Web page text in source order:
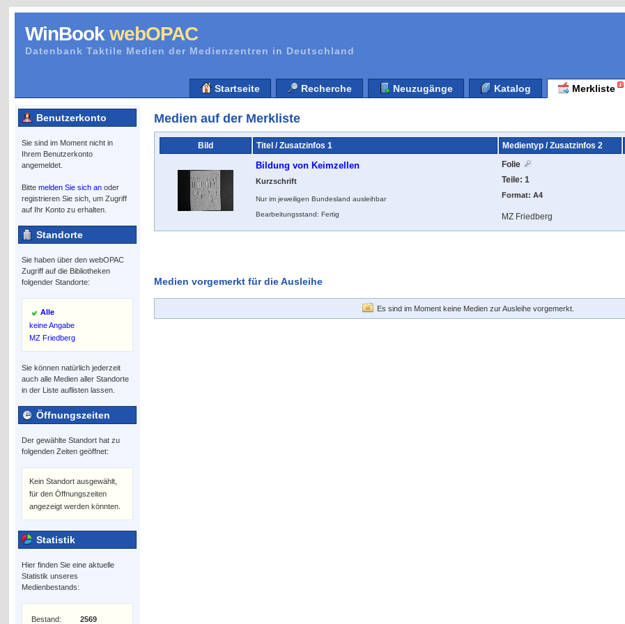
WinBook webOPAC
Datenbank Taktile Medien der Medienzentren in Deutschland
Startseite Recherche Neuzugänge Katalog Merkliste
Benutzerkonto
Sie sind im Moment nicht in
Ihrem Benutzerkonto
angemeldet.
Bittemelden Sie sich an oder
registrieren Sie sich, um Zugriff
auf Ihr Konto zu erhalten.
Standorte
Sie haben über den webOPAC
Zugriff auf die Bibliotheken
folgender Standorte:
Alle
keine Angabe
MZ Friedberg
Sie können natürlich jederzeit
auch alle Medien aller Standorte
in der Liste auflisten lassen.
Öffnungszeiten
Der gewählte Standort hat zu
folgenden Zeiten geöffnet:
Kein Standort ausgewählt,
für den Öffnungszeiten
angezeigt werden könnten.
Statistik
Hier finden Sie eine aktuelle
Statistik unseres
Medienbestands:
Bestand: 2569
Medien auf der Merkliste
Bild Titel / Zusatzinfos 1 Medientyp / Zusatzinfos 2
Bildung von Keimzellen
Kurzschrift
Nur im jeweiligen Bundesland ausleihbar
Bearbeitungsstand: Fertig
Folie
Teile: 1
Format: A4
MZ Friedberg
Medien vorgemerkt für die Ausleihe
Es sind im Moment keine Medien zur Ausleihe vorgemerkt.